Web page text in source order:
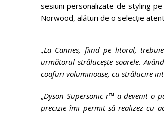
sesiuni personalizate de styling
Norwood, alături de o selecție
„La Cannes, fiind pe litoral,
următorul strălucește soarele.
coafuri voluminoase, cu strălucire
„Dyson Supersonic r™ a devenit o
precizie îmi permit să realizez cu